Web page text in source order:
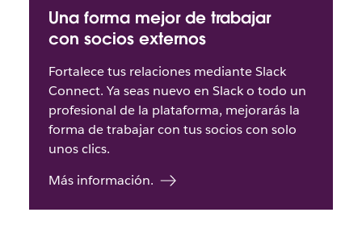
Una forma mejor de trabajar
con socios externos
Fortalece tus relaciones mediante Slack
Connect. Ya seas nuevo en Slack o todo un
profesional de la plataforma, mejorarás la
forma de trabajar con tus socios con solo
unos clics.
Más información.